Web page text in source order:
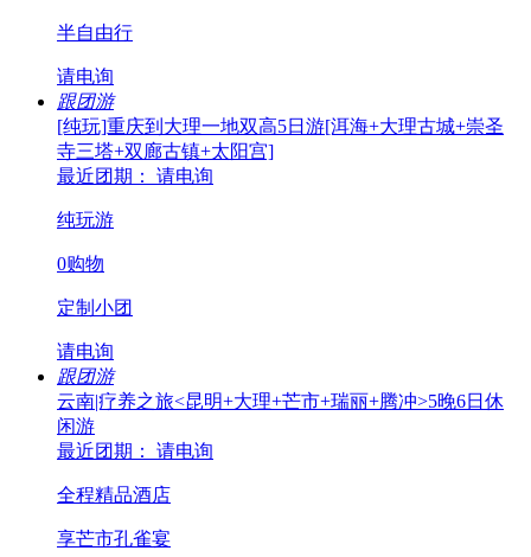
半自由行
请电询
跟团游
[纯玩]重庆到大理一地双高5日游[洱海+大理古城+崇圣
寺三塔+双廊古镇+太阳宫]
最近团期： 请电询
纯玩游
0购物
定制小团
请电询
跟团游
云南|疗养之旅<昆明+大理+芒市+瑞丽+腾冲>5晚6日休
闲游
最近团期： 请电询
全程精品酒店
享芒市孔雀宴